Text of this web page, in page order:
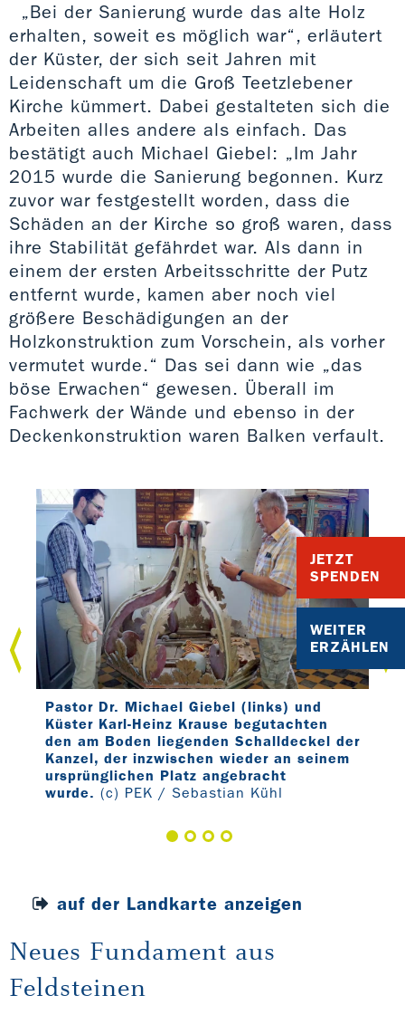
JETZT
SPENDEN
WEITER
ERZÄHLEN
„Bei der Sanierung wurde das alte Holz
erhalten, soweit es möglich war“, erläutert
der Küster, der sich seit Jahren mit
Leidenschaft um die Groß Teetzlebener
Kirche kümmert. Dabei gestalteten sich die
Arbeiten alles andere als einfach. Das
bestätigt auch Michael Giebel: „Im Jahr
2015 wurde die Sanierung begonnen. Kurz
zuvor war festgestellt worden, dass die
Schäden an der Kirche so groß waren, dass
ihre Stabilität gefährdet war. Als dann in
einem der ersten Arbeitsschritte der Putz
entfernt wurde, kamen aber noch viel
größere Beschädigungen an der
Holzkonstruktion zum Vorschein, als vorher
vermutet wurde.“ Das sei dann wie „das
böse Erwachen“ gewesen. Überall im
Fachwerk der Wände und ebenso in der
Deckenkonstruktion waren Balken verfault.
Pastor Dr. Michael Giebel (links) und
Küster Karl-Heinz Krause begutachten
den am Boden liegenden Schalldeckel der
Kanzel, der inzwischen wieder an seinem
ursprünglichen Platz angebracht
wurde. (c) PEK / Sebastian Kühl
auf der Landkarte anzeigen
Neues Fundament aus
Feldsteinen